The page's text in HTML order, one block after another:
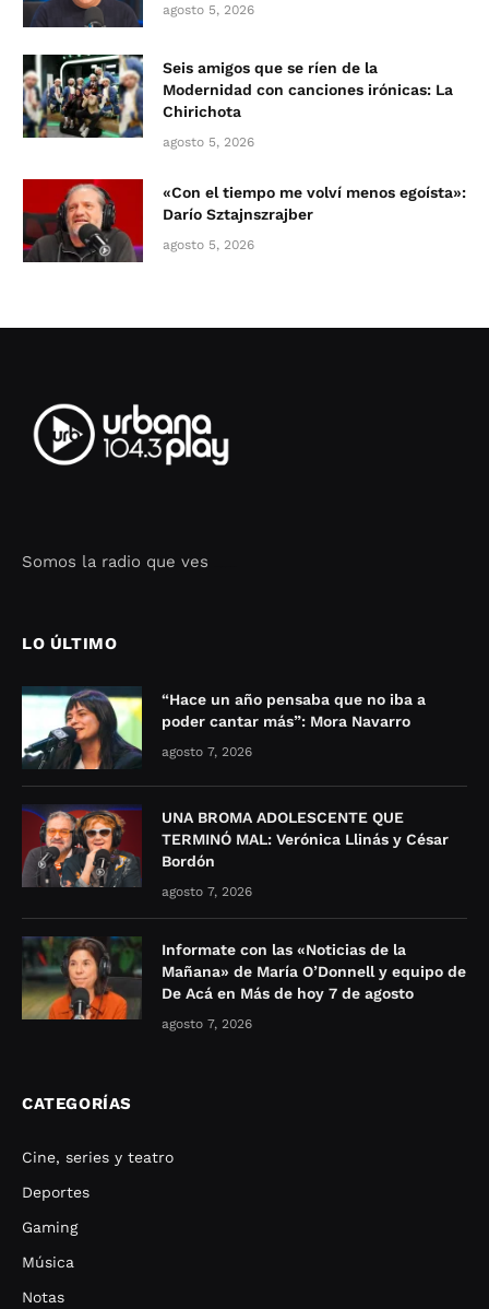
agosto 5, 2026
Seis amigos que se ríen de la
Modernidad con canciones irónicas: La
Chirichota
agosto 5, 2026
«Con el tiempo me volví menos egoísta»:
Darío Sztajnszrajber
agosto 5, 2026
Somos la radio que ves
LO ÚLTIMO
“Hace un año pensaba que no iba a
poder cantar más”: Mora Navarro
agosto 7, 2026
UNA BROMA ADOLESCENTE QUE
TERMINÓ MAL: Verónica Llinás y César
Bordón
agosto 7, 2026
Informate con las «Noticias de la
Mañana» de María O’Donnell y equipo de
De Acá en Más de hoy 7 de agosto
agosto 7, 2026
CATEGORÍAS
Cine, series y teatro
Deportes
Gaming
Música
Notas